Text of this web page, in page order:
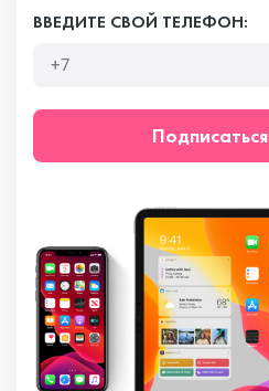
ВВЕДИТЕ СВОЙ ТЕЛЕФОН:
Подписаться